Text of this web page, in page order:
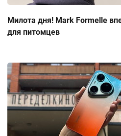
Милота дня! Mark Formelle
для питомцев